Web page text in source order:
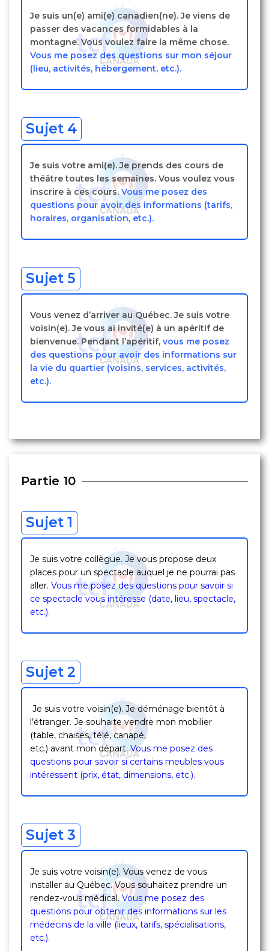
Je suis un(e) ami(e) canadien(ne). Je viens de
passer des vacances formidables à la
montagne. Vous voulez faire la même chose.
Vous me posez des questions sur mon séjour
(lieu, activités, hébergement, etc.).
Sujet 4
Je suis votre ami(e). Je prends des cours de
théâtre toutes les semaines. Vous voulez vous
inscrire à ces cours. Vous me posez des
questions pour avoir des informations (tarifs,
horaires, organisation, etc.).
Sujet 5
Vous venez d’arriver au Québec. Je suis votre
voisin(e). Je vous ai invité(e) à un apéritif de
bienvenue. Pendant l’apéritif, vous me posez
des questions pour avoir des informations sur
la vie du quartier (voisins, services, activités,
etc.).
Partie 10
Sujet 1
Je suis votre collègue. Je vous propose deux
places pour un spectacle auquel je ne pourrai pas
aller. Vous me posez des questions pour savoir si
ce spectacle vous intéresse (date, lieu, spectacle,
etc.).
Sujet 2
Je suis votre voisin(e). Je déménage bientôt à
l’étranger. Je souhaite vendre mon mobilier
(table, chaises, télé, canapé,
etc.) avant mon départ.Vous me posez des
questions pour savoir si certains meubles vous
intéressent (prix, état, dimensions, etc.).
Sujet 3
Je suis votre voisin(e). Vous venez de vous
installer au Québec. Vous souhaitez prendre un
rendez-vous médical. Vous me posez des
questions pour obtenir des informations sur les
médecins de la ville (lieux, tarifs, spécialisations,
etc.).